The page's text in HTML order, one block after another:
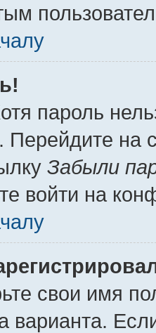
пароль
Перейдите на
Забыли
войти на
свои имя
варианта.